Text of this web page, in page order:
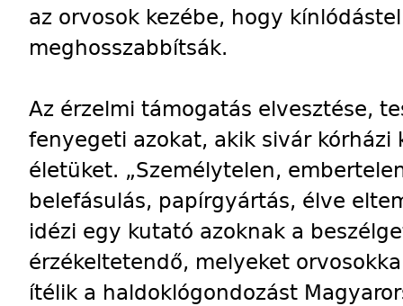
az orvosok kezébe, hogy
meghosszabbítsák.
Az érzelmi támogatás elvesztése,
fenyegeti azokat, akik sivár kórházi
életüket. „Személytelen,
belefásulás, papírgyártás, élve
idézi egy kutató azoknak a
érzékeltetendő, melyeket
ítélik a haldoklógondozást